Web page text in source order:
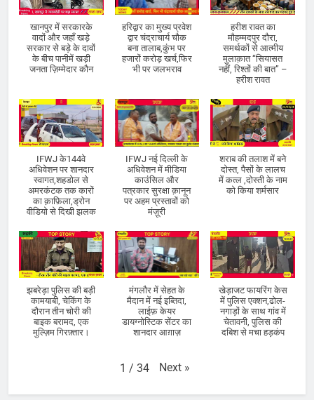
खानपुर में सरकारके
वादों और जहाँ खड़े
सरकार से बड़े के दावों
के बीच पानीमें खड़ी
जनता ज़िम्मेदार कौन
हरिद्वार का मुख्य प्रवेश
द्वार चंद्राचार्य चौक
बना तालाब,कुंभ पर
हजारों करोड़ खर्च,फिर
भी पर जलभराव
हरीश रावत का
मौहम्मदपुर दौरा,
समर्थकों से आत्मीय
मुलाक़ात “सियासत
नहीं, रिश्तों की बात” –
हरीश रावत
IFWJ के144वे
अधिवेशन पर शानदार
स्वागत,शहडोल से
अमरकंटक तक कारों
का क़ाफ़िला,ड्रोन
वीडियो से दिखी झलक
IFWJ नई दिल्ली के
अधिवेशन में मीडिया
काउंसिल और
पत्रकार सुरक्षा क़ानून
पर अहम प्रस्तावों को
मंज़ूरी
शराब की तलाश में बने
दोस्त, पैसों के लालच
में कत्ल ,दोस्ती के नाम
को किया शर्मसार
झबरेड़ा पुलिस की बड़ी
कामयाबी, चेकिंग के
दौरान तीन चोरी की
बाइक बरामद, एक
मुल्ज़िम गिरफ़्तार।
मंगलौर में सेहत के
मैदान में नई इब्तिदा,
लाईफ़ केयर
डायग्नोस्टिक सेंटर का
शानदार आग़ाज़
खेड़ाजट फायरिंग केस
में पुलिस एक्शन,ढोल-
नगाड़ों के साथ गांव में
चेतावनी, पुलिस की
दबिश से मचा हड़कंप
1 / 34 Next »